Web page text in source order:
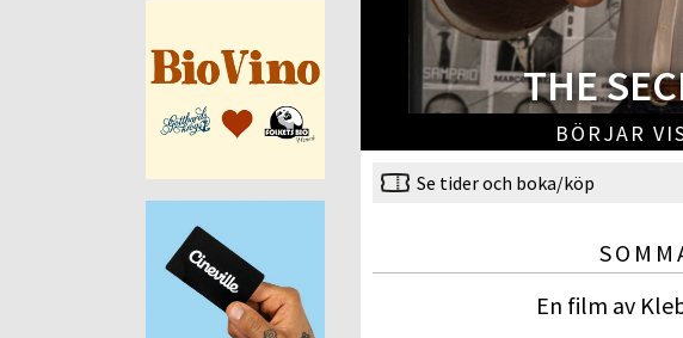
THE
BÖRJAR
Se tider och boka/köp
En film av